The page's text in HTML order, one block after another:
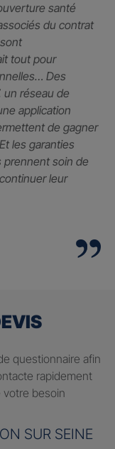
santé
du contrat
tout pour
Des
un réseau de
application
de gagner
les garanties
prennent soin de
leur
questionnaire afin
rapidement
votre besoin
SUR SEINE